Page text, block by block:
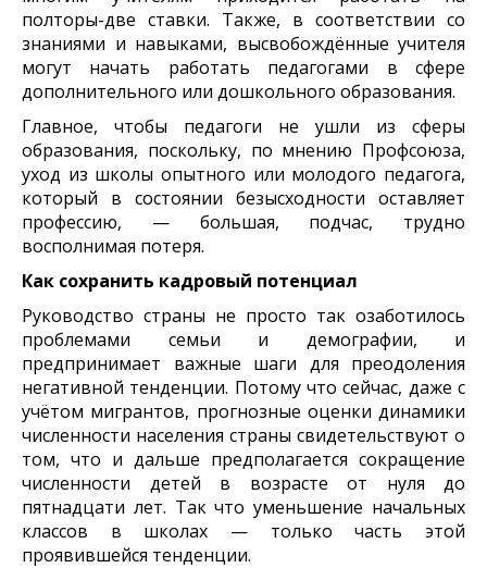
полторы-две ставки. Также, в соответствии со
знаниями и навыками, высвобождённые учителя
могут начать работать педагогами в сфере
дополнительного или дошкольного образования.
Главное, чтобы педагоги не ушли из сферы
образования, поскольку, по мнению Профсоюза,
уход из школы опытного или молодого педагога,
который в состоянии безысходности оставляет
профессию, — большая, подчас, трудно
восполнимая потеря.
Как сохранить кадровый потенциал
Руководство страны не просто так озаботилось
проблемами семьи и демографии, и
предпринимает важные шаги для преодоления
негативной тенденции. Потому что сейчас, даже с
учётом мигрантов, прогнозные оценки динамики
численности населения страны свидетельствуют о
том, что и дальше предполагается сокращение
численности детей в возрасте от нуля до
пятнадцати лет. Так что уменьшение начальных
классов в школах — только часть этой
проявившейся тенденции.